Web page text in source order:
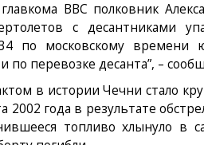
ВВС полковник
с десантниками
по московскому
по перевозке десанта”, –
в истории Чечни стало
2002 года в результате
топливо хлынуло в